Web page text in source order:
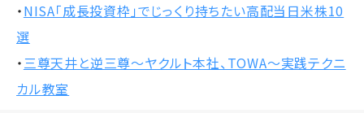
・NISA「成長投資枠」でじっくり持ちたい高配当日米株10
選
・三尊天井と逆三尊～ヤクルト本社、TOWA〜実践テクニ
カル教室